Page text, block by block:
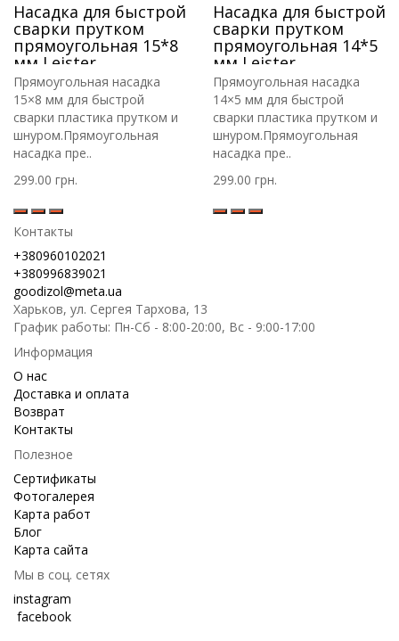
Насадка для быстрой
сварки прутком
прямоугольная 15*8
мм Leister
Прямоугольная насадка
15×8 мм для быстрой
сварки пластика прутком и
шнуром.Прямоугольная
насадка пре..
299.00 грн.
Насадка для быстрой
сварки прутком
прямоугольная 14*5
мм Leister
Прямоугольная насадка
14×5 мм для быстрой
сварки пластика прутком и
шнуром.Прямоугольная
насадка пре..
299.00 грн.
Контакты
+380960102021
+380996839021
goodizol@meta.ua
Харьков, ул. Сергея Тархова, 13
График работы: Пн-Сб - 8:00-20:00, Вс - 9:00-17:00
Информация
О нас
Доставка и оплата
Возврат
Контакты
Полезное
Сертификаты
Фотогалерея
Карта работ
Блог
Карта сайта
Мы в соц. сетях
instagram
facebook